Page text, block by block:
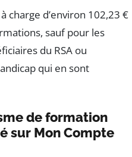
charge d’environ 102,23 €
sauf pour les
du RSA ou
qui en sont
de formation
sur Mon Compte